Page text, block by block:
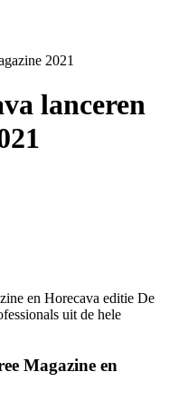
2021
lanceren
en Horecava editie De
uit de hele
Magazine en